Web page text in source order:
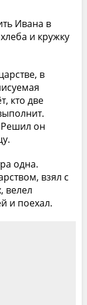
Ивана в
и кружку
в
кто две
он
одна.
взял с
велел
и поехал.